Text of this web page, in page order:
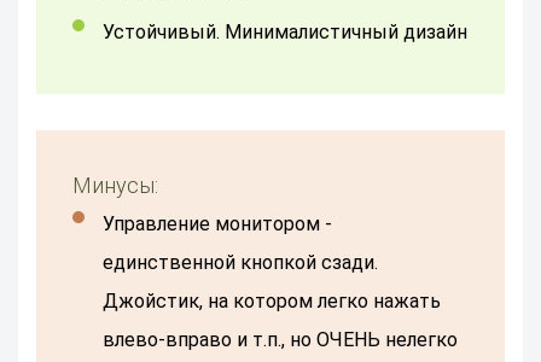
устойчивый. Минималистичный дизайн
Минусы:
Управление монитором -
единственной кнопкой сзади.
Джойстик, на котором легко нажать
влево-вправо и т.п., но ОЧЕНЬ нелегко